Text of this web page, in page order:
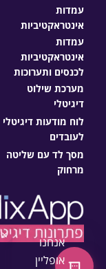
עמדות
אינטראקטיביות
עמדות
אינטראקטיביות
לכנסים ותערוכות
מערכת שילוט
דיגיטלי
לוח מודעות דיגיטלי
לעובדים
מסך לד עם שליטה
מרחוק
אנחנו
אופליין
×